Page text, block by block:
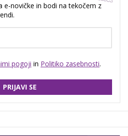
e-novičke in bodi na tekočem z
pogoji in Politiko zasebnosti.
PRIJAVI SE